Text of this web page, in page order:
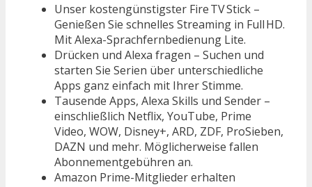
Unser kostengünstigster Fire TV Stick –
Genießen Sie schnelles Streaming in Full HD.
Mit Alexa-Sprachfernbedienung Lite.
Drücken und Alexa fragen – Suchen und
starten Sie Serien über unterschiedliche
Apps ganz einfach mit Ihrer Stimme.
Tausende Apps, Alexa Skills und Sender –
einschließlich Netflix, YouTube, Prime
Video, WOW, Disney+, ARD, ZDF, ProSieben,
DAZN und mehr. Möglicherweise fallen
Abonnementgebühren an.
Amazon Prime-Mitglieder erhalten